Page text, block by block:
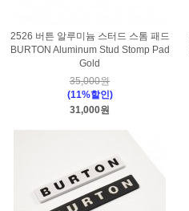
2526 버튼 알루미늄 스터드 스톰 패드
BURTON Aluminum Stud Stomp Pad
Gold
35,000원
(11%할인)
31,000원